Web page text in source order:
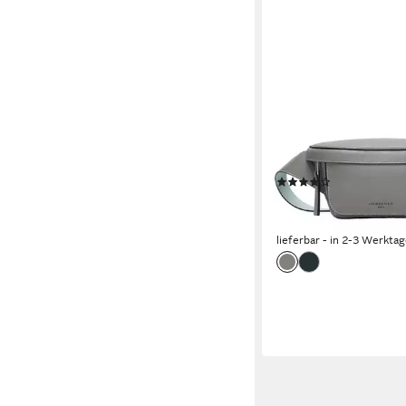
LIEBESKIND BERLIN
Gürteltasche Alessa 2
143,93 €
lieferbar - in 2-3